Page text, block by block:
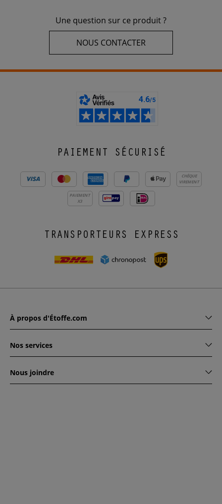
Une question sur ce produit ?
NOUS CONTACTER
PAIEMENT SÉCURISÉ
CHÈQUE
VIREMENT
PAIEMENT
X3
TRANSPORTEURS EXPRESS
À propos d'Étoffe.com
Nos services
Nous joindre